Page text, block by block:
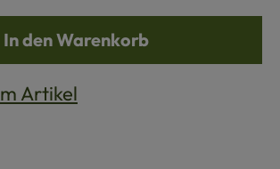
Wert ein oder
In den Warenkorb
Artikel